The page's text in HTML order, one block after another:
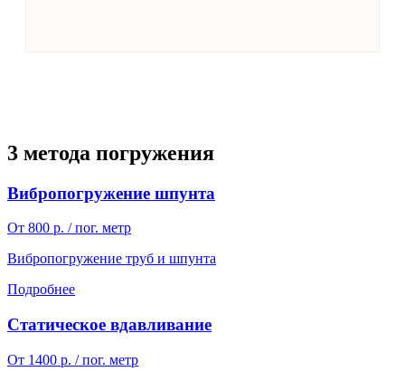
3 метода погружения
Вибропогружение шпунта
От 800 р. / пог. метр
Вибропогружение труб и шпунта
Подробнее
Статическое вдавливание
От 1400 р. / пог. метр